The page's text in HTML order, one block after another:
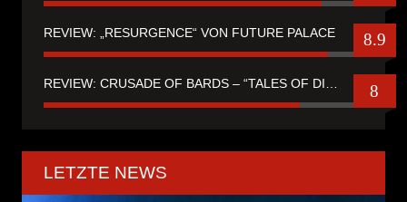
REVIEW: „RESURGENCE“ VON FUTURE PALACE 8.9
8
LETZTE NEWS